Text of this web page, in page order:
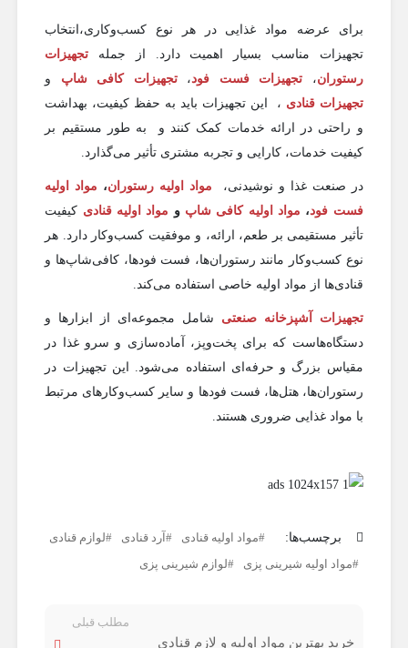
برای عرضه مواد غذایی در هر نوع کسب‌وکاری،انتخاب
تجهیزات مناسب بسیار اهمیت دارد. از جمله
تجهیزات
رستوران‌، تجهیزات فست فود، تجهیزات کافی‌ شاپ‌و
تجهیزات قنادی، این تجهیزات باید به حفظ کیفیت، بهداشت
و راحتی در ارائه خدمات کمک کنند و به طور مستقیم بر
کیفیت خدمات، کارایی و تجربه مشتری تأثیر می‌گذارد.
در صنعت غذا و نوشیدنی، مواد اولیه رستوران‌،مواد اولیه
فست فود،مواد اولیه کافی‌ شاپ‌ومواد اولیه قنادیکیفیت
تأثیر مستقیمی بر طعم، ارائه، و موفقیت کسب‌وکار دارد. هر
نوع کسب‌وکار مانند رستوران‌ها، فست فودها، کافی‌شاپ‌ها و
قنادی‌ها از مواد اولیه خاصی استفاده می‌کند.
تجهیزات آشپزخانه صنعتی شامل مجموعه‌ای از ابزارها و
دستگاه‌هاست که برای پخت‌وپز، آماده‌سازی و سرو غذا در
مقیاس بزرگ و حرفه‌ای استفاده می‌شود. این تجهیزات در
رستوران‌ها، هتل‌ها، فست فودها و سایر کسب‌وکارهای مرتبط
با مواد غذایی ضروری هستند.
برچسب‌ها: مواد اولیه قنادی آرد قنادی
لوازم قنادی
مواد اولیه شیرینی پزی
لوازم شیرینی پزی
مطلب قبلی
خرید بهترین مواد اولیه و لازم قنادی